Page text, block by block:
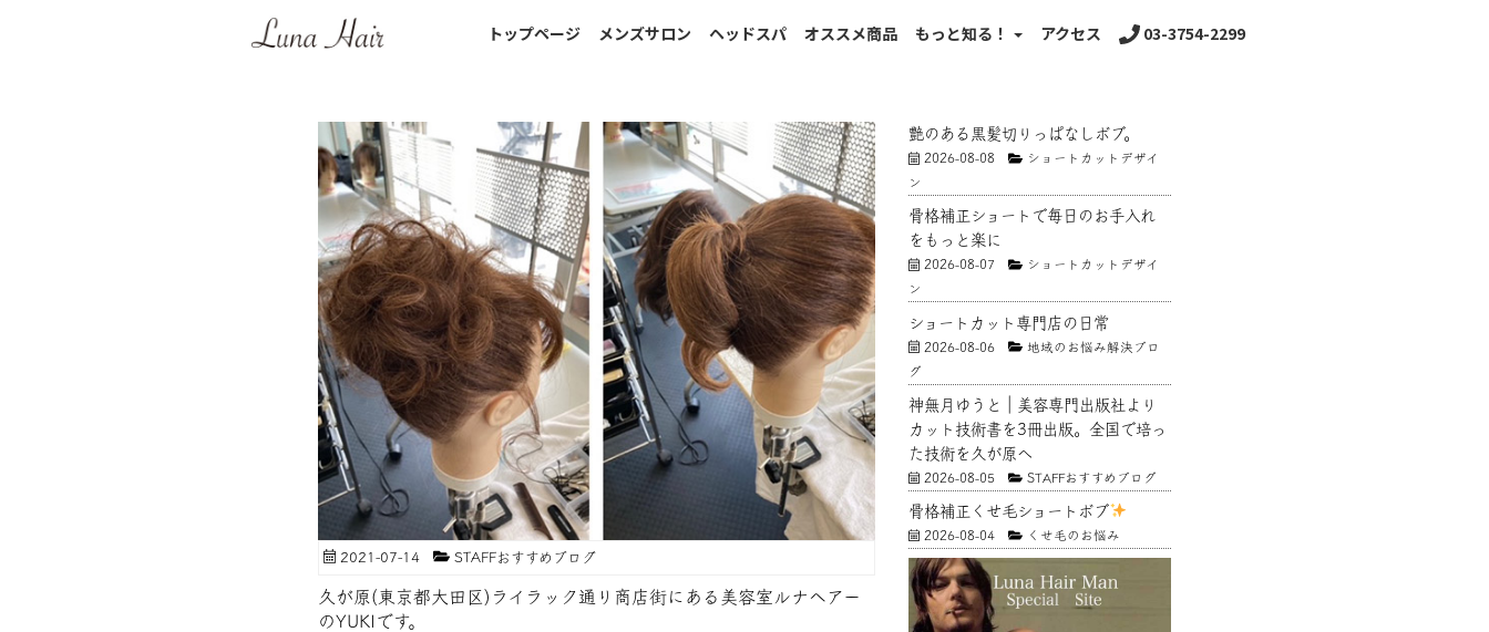
トップページ メンズサロン ヘッドスパ オススメ商品 もっと知る！ アクセス 03-3754-2299
2021-07-14 STAFFおすすめブログ
久が原(東京都大田区)ライラック通り商店街にある美容室ルナヘアー
のYUKIです。
艶のある黒髪切りっぱなしボブ。
2026-08-08
ショートカットデザイ
ン
骨格補正ショートで毎日のお手入れ
をもっと楽に
2026-08-07
ショートカットデザイ
ン
ショートカット専門店の日常
2026-08-06
地域のお悩み解決ブロ
グ
神無月ゆうと｜美容専門出版社より
カット技術書を3冊出版。全国で培っ
た技術を久が原へ
2026-08-05 STAFFおすすめブログ
骨格補正くせ毛ショートボブ
2026-08-04 くせ毛のお悩み